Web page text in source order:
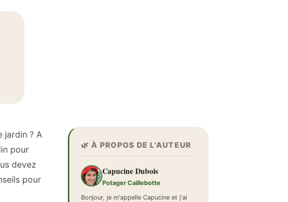
jardin ? A
pour
devez
pour
🌿 À PROPOS DE L'AUTEUR
Capucine Dubois
Potager Caillebotte
Bonjour, je m'appelle Capucine et j'ai